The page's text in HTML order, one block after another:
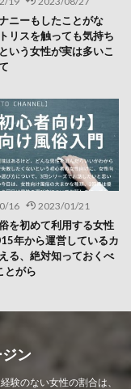
ニーもしたことがな
リスを触っても気持ち
いう女性が実は多いこ
16 2023/01/21
を初めて利用する女性
年から運営しているカ
る、絶対知っておくべ
とがら
ン
験のない女性の割合は、